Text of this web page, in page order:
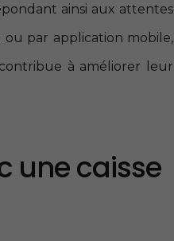
ainsi aux attentes
ou par application mobile,
à améliorer leur
une caisse